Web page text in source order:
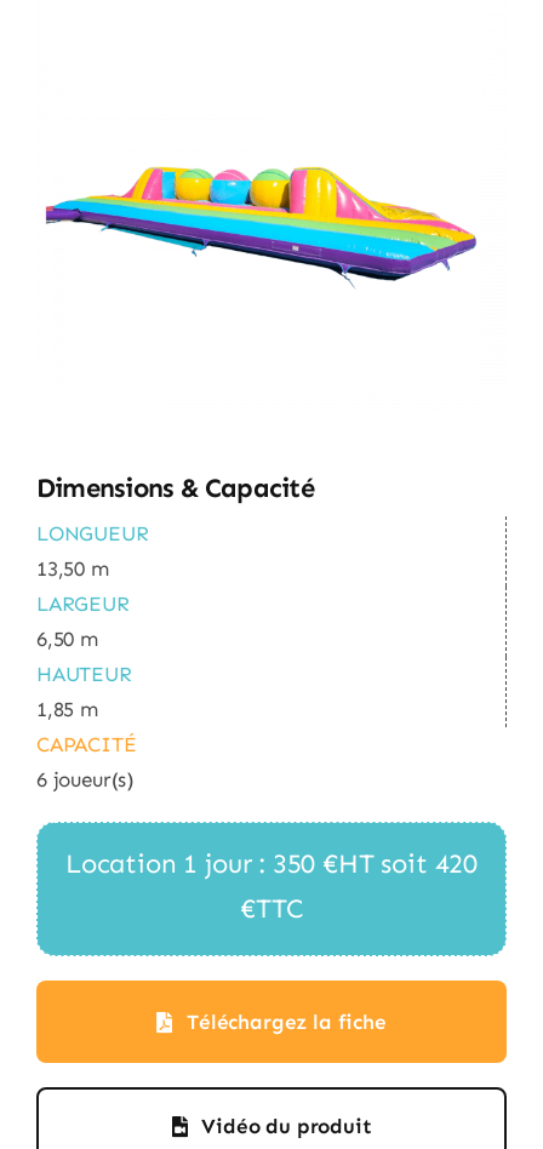
Dimensions & Capacité
LONGUEUR
13,50 m
LARGEUR
6,50 m
HAUTEUR
1,85 m
CAPACITÉ
6 joueur(s)
Location 1 jour : 350 €HT soit 420
€TTC
Téléchargez la fiche
Vidéo du produit